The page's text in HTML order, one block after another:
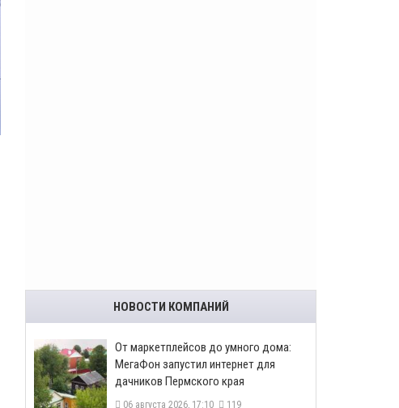
НОВОСТИ КОМПАНИЙ
От маркетплейсов до умного дома:
МегаФон запустил интернет для
дачников Пермского края
06 августа 2026, 17:10 119